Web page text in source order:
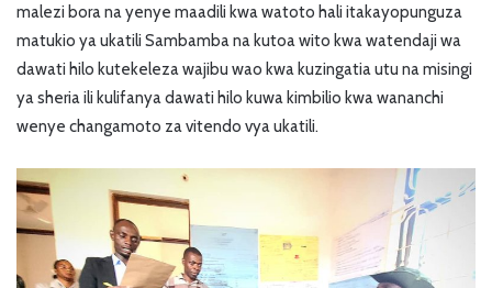
malezi bora na yenye maadili kwa watoto hali itakayopunguza
matukio ya ukatili Sambamba na kutoa wito kwa watendaji wa
dawati hilo kutekeleza wajibu wao kwa kuzingatia utu na misingi
ya sheria ili kulifanya dawati hilo kuwa kimbilio kwa wananchi
wenye changamoto za vitendo vya ukatili.